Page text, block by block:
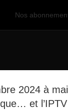
Nos
2024 à mai
et l’IPTV